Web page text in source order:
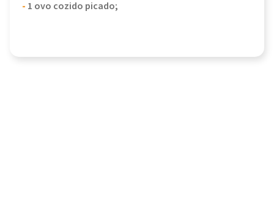
- 1 ovo cozido picado;